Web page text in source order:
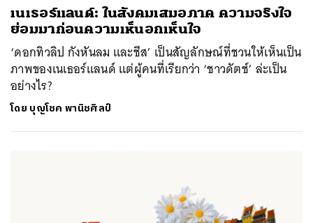
เนเธอร์แลนด์: ในสังคมเสมอภาค ความจริงใจ
ย่อมมาก่อนความเห็นอกเห็นใจ
‘ดอกทิวลิป กังหันลม และชีส’ เป็นสัญลักษณ์ที่ชวนให้เห็นเป็น
ภาพของเนเธอร์แลนด์ แต่ผู้คนที่เรียกว่า ‘ชาวดัตช์’ ล่ะเป็น
อย่างไร?
โดย บุญโชค พานิชศิลป์